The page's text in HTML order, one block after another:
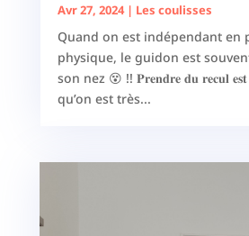
Avr 27, 2024| Les coulisses
Quand on est indépendant en
physique, le guidon est
son nez 😵 !! 𝐏𝐫𝐞𝐧𝐝𝐫𝐞 𝐝𝐮 𝐫𝐞𝐜𝐮𝐥 𝐞𝐬𝐭
qu’on est très...